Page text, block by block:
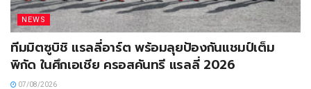
NEWS
ทีมมิตซูบิชิ แรลลี่อาร์ต พร้อมลุยป้องกันแชมป์เต็ม
พิกัด ในศึกเอเชีย ครอสคันทรี แรลลี่ 2026
07/08/2026